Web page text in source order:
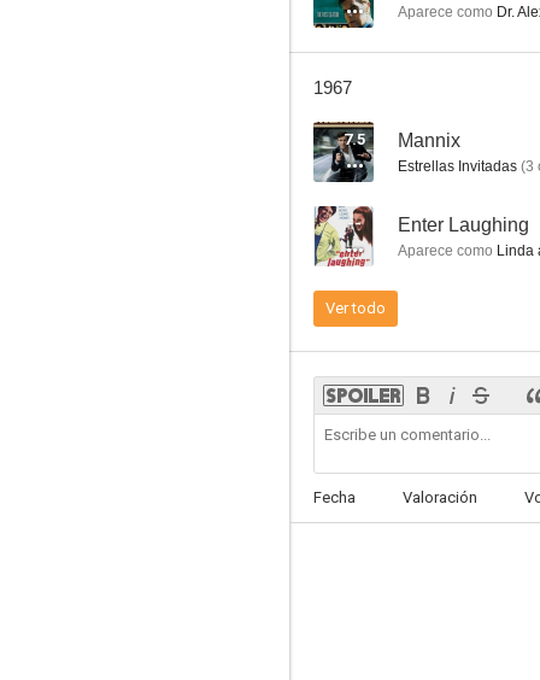
4.7
--
Aparece como Dr.
1967
7.5 Mannix
Estrellas Invitadas (3
-- Enter Laughing
Aparece como Linda
Ver todo
Fecha Valoración